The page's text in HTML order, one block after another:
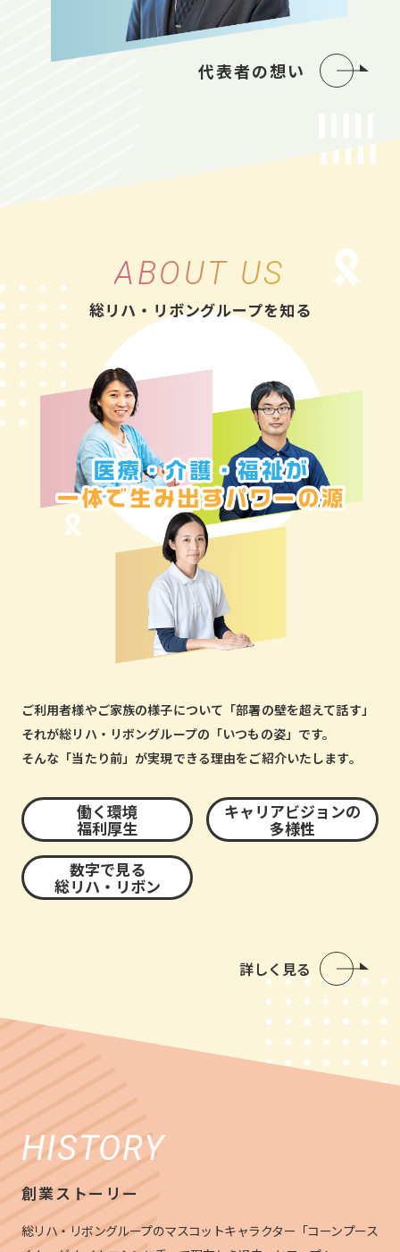
代表者の想い
ABOUT US
総リハ・リボングループを知る
ご利用者様やご家族の様子について「部署の壁を超えて話す」
それが総リハ・リボングループの「いつもの姿」です。
そんな「当たり前」が実現できる理由をご紹介いたします。
働く環境
福利厚生
キャリアビジョンの
多様性
数字で見る
総リハ・リボン
詳しく見る
HISTORY
創業ストーリー
総リハ・リボングループのマスコットキャラクター「コーンプース